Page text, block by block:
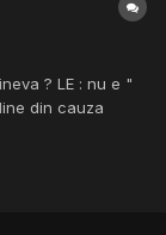
? LE : nu e "
din cauza